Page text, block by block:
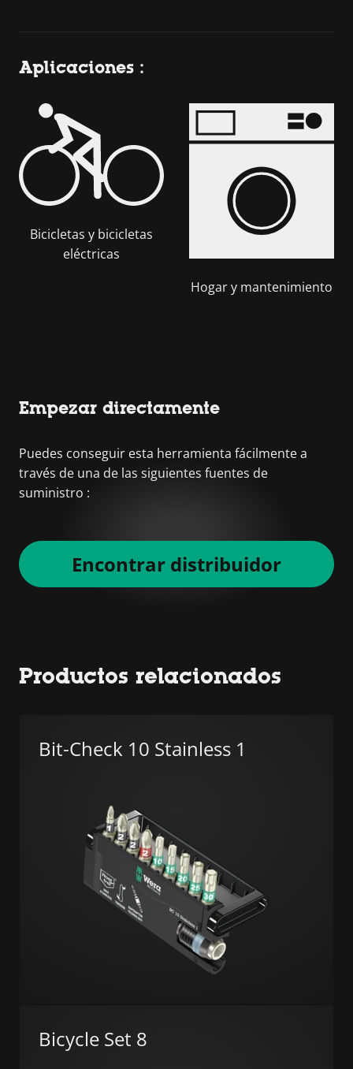
Aplicaciones :
Bicicletas y bicicletas
eléctricas
Hogar y mantenimiento
Empezar directamente
Puedes conseguir esta herramienta fácilmente a
través de una de las siguientes fuentes de
suministro :
Encontrar distribuidor
Productos relacionados
Bit-Check 10 Stainless 1
Bicycle Set 8